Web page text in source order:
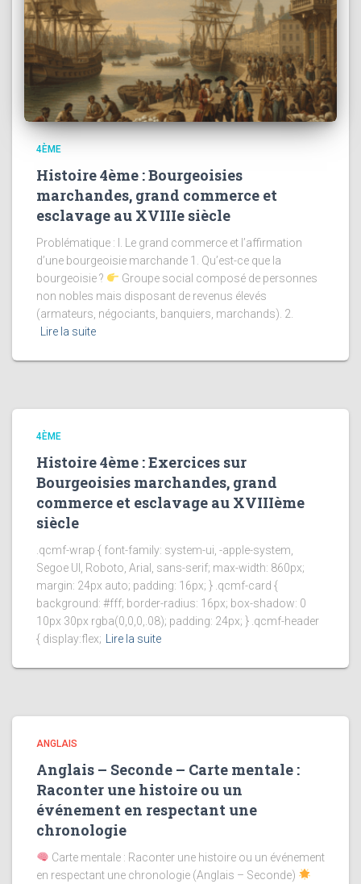
4ÈME
Histoire 4ème : Bourgeoisies
marchandes, grand commerce et
esclavage au XVIIIe siècle
Problématique : I. Le grand commerce et l’affirmation
d’une bourgeoisie marchande 1. Qu’est-ce que la
bourgeoisie ?
Groupe social composé de personnes
non nobles mais disposant de revenus élevés
(armateurs, négociants, banquiers, marchands). 2.
Lire la suite
4ÈME
Histoire 4ème : Exercices sur
Bourgeoisies marchandes, grand
commerce et esclavage au XVIIIème
siècle
.qcmf-wrap { font-family: system-ui, -apple-system,
Segoe UI, Roboto, Arial, sans-serif; max-width: 860px;
margin: 24px auto; padding: 16px; } .qcmf-card {
background: #fff; border-radius: 16px; box-shadow: 0
10px 30px rgba(0,0,0,.08); padding: 24px; } .qcmf-header
{ display:flex;
Lire la suite
ANGLAIS
Anglais – Seconde – Carte mentale :
Raconter une histoire ou un
événement en respectant une
chronologie
Carte mentale : Raconter une histoire ou un événement
en respectant une chronologie (Anglais – Seconde)